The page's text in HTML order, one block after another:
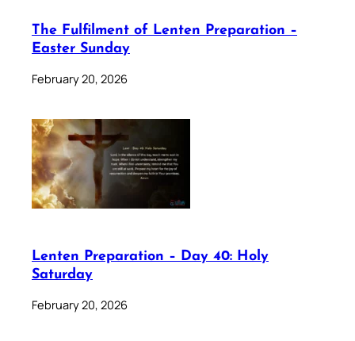
The Fulfilment of Lenten Preparation –
Easter Sunday
February 20, 2026
Lenten Preparation – Day 40: Holy
Saturday
February 20, 2026